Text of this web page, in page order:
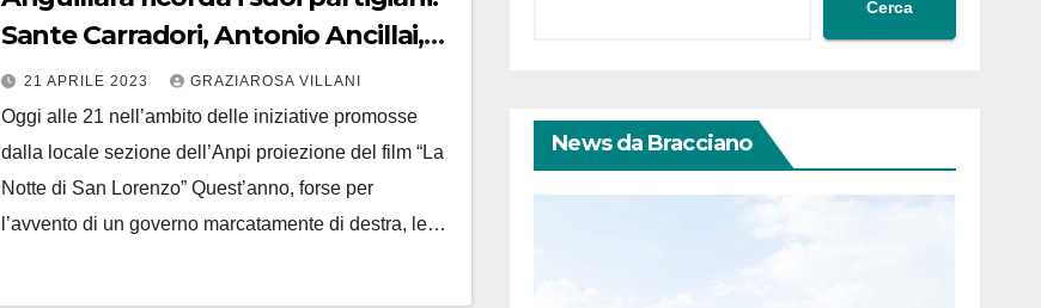
Sante Carradori, Antonio Ancillai,
Ugo Amici e Gacinta Cesi
21 APRILE 2023 GRAZIAROSA VILLANI
Oggi alle 21 nell’ambito delle iniziative promosse
dalla locale sezione dell’Anpi proiezione del film “La
Notte di San Lorenzo” Quest’anno, forse per
l’avvento di un governo marcatamente di destra, le…
Cerca
News da Bracciano